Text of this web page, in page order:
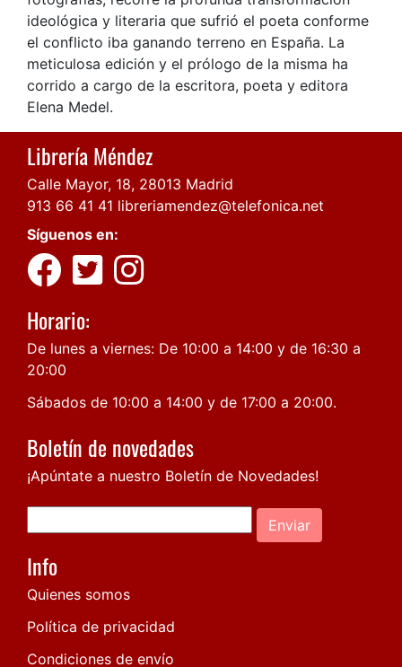
ideológica y literaria que sufrió el poeta conforme
el conflicto iba ganando terreno en España. La
meticulosa edición y el prólogo de la misma ha
corrido a cargo de la escritora, poeta y editora
Elena Medel.
Librería Méndez
Calle Mayor, 18, 28013 Madrid
913 66 41 41 libreriamendez@telefonica.net
Síguenos en:
Horario:
De lunes a viernes: De 10:00 a 14:00 y de 16:30 a
20:00
Sábados de 10:00 a 14:00 y de 17:00 a 20:00.
Boletín de novedades
¡Apúntate a nuestro Boletín de Novedades!
Enviar
Info
Quienes somos
Política de privacidad
Condiciones de envío